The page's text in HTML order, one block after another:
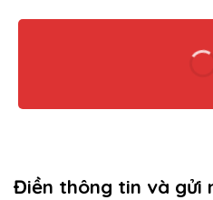
Điền thông tin và gửi